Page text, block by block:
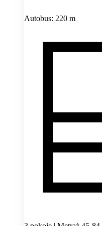
Autobus: 220 m